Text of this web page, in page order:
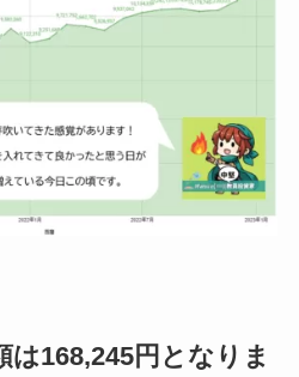
は168,245円となりま